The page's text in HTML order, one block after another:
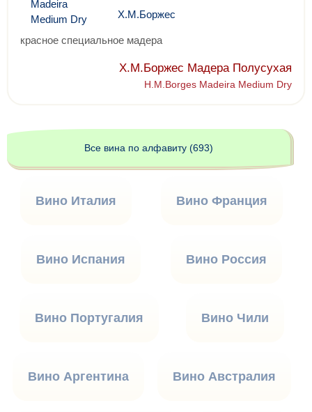
Х.М.Боржес
красное специальное мадера
Х.М.Боржес Мадера Полусухая
H.M.Borges Madeira Medium Dry
Все вина по алфавиту (693)
Вино Италия Вино Франция
Вино Испания Вино Россия
Вино Португалия Вино Чили
Вино Аргентина Вино Австралия